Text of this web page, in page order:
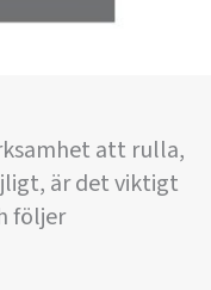
att rulla,
är det viktigt
följer